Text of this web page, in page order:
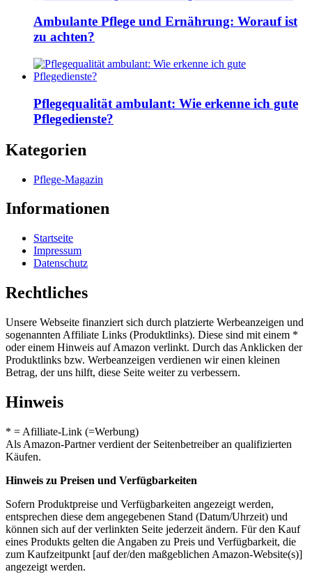
Ambulante Pflege und Ernährung: Worauf ist
zu achten?
Pflegequalität ambulant: Wie erkenne ich gute
Pflegedienste?
Kategorien
Pflege-Magazin
Informationen
Startseite
Impressum
Datenschutz
Rechtliches
Unsere Webseite finanziert sich durch platzierte Werbeanzeigen und
sogenannten Affiliate Links (Produktlinks). Diese sind mit einem *
oder einem Hinweis auf Amazon verlinkt. Durch das Anklicken der
Produktlinks bzw. Werbeanzeigen verdienen wir einen kleinen
Betrag, der uns hilft, diese Seite weiter zu verbessern.
Hinweis
* = Afilliate-Link (=Werbung)
Als Amazon-Partner verdient der Seitenbetreiber an qualifizierten
Käufen.
Hinweis zu Preisen und Verfügbarkeiten
Sofern Produktpreise und Verfügbarkeiten angezeigt werden,
entsprechen diese dem angegebenen Stand (Datum/Uhrzeit) und
können sich auf der verlinkten Seite jederzeit ändern. Für den Kauf
eines Produkts gelten die Angaben zu Preis und Verfügbarkeit, die
zum Kaufzeitpunkt [auf der/den maßgeblichen Amazon-Website(s)]
angezeigt werden.